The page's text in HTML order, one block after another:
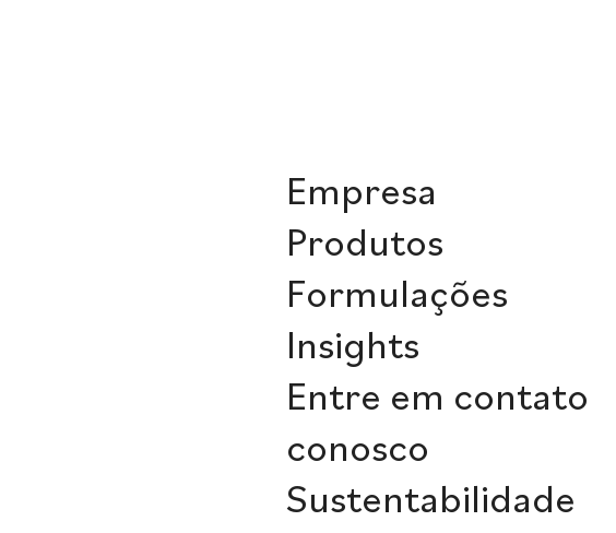
Empresa
Produtos
Formulações
Insights
Entre em contato
conosco
Sustentabilidade